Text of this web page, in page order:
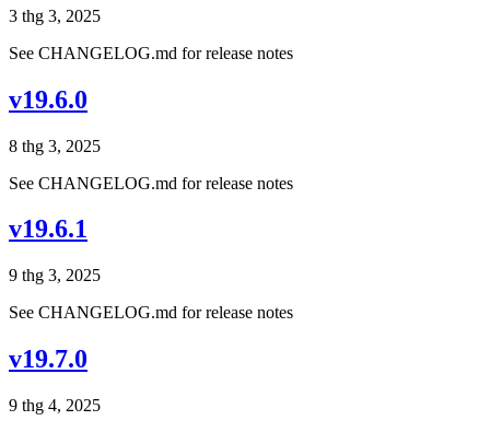
3 thg 3, 2025
See CHANGELOG.md for release notes
v19.6.0
8 thg 3, 2025
See CHANGELOG.md for release notes
v19.6.1
9 thg 3, 2025
See CHANGELOG.md for release notes
v19.7.0
9 thg 4, 2025